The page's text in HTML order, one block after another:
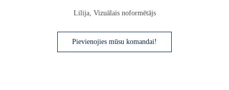
Lilija, Vizuālais noformētājs
Pievienojies mūsu komandai!